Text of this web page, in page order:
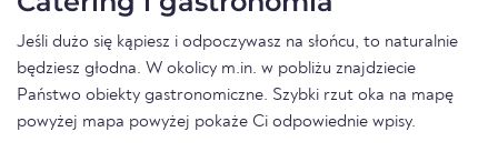
Jeśli dużo się kąpiesz i odpoczywasz na słońcu, to naturalnie
będziesz głodna. W okolicy m.in. w pobliżu znajdziecie
Państwo obiekty gastronomiczne. Szybki rzut oka na mapę
powyżej mapa powyżej pokaże Ci odpowiednie wpisy.